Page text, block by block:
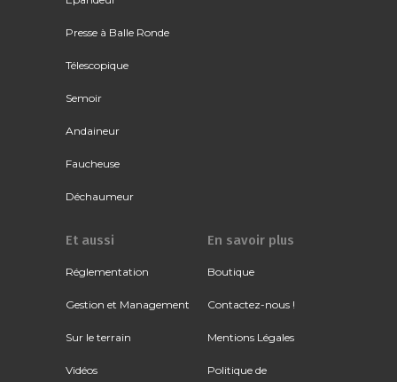
Presse à Balle Ronde
Télescopique
Semoir
Andaineur
Faucheuse
Déchaumeur
Et aussi
Réglementation
Gestion et Management
Sur le terrain
Vidéos
En savoir plus
Boutique
Contactez-nous !
Mentions Légales
Politique de